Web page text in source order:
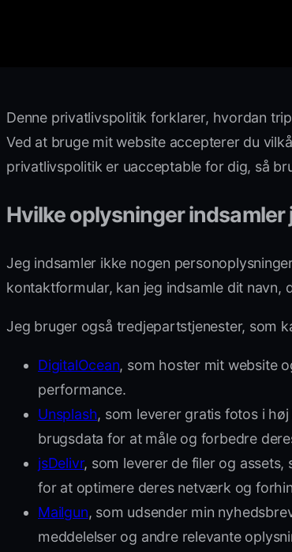
Denne privatlivspolitik forklarer, hvordan
Ved at bruge mit website accepterer du
privatlivspolitik er uacceptable for dig, så
Hvilke oplysninger indsamler
Jeg indsamler ikke nogen
kontaktformular, kan jeg indsamle dit
Jeg bruger også tredjepartstjenester, som
DigitalOcean, som hoster mit website
performance.
Unsplash, som leverer gratis fotos i
brugsdata for at måle og forbedre
jsDelivr, som leverer de filer og
for at optimere deres netværk og
Mailgun, som udsender min
meddelelser og andre relevante